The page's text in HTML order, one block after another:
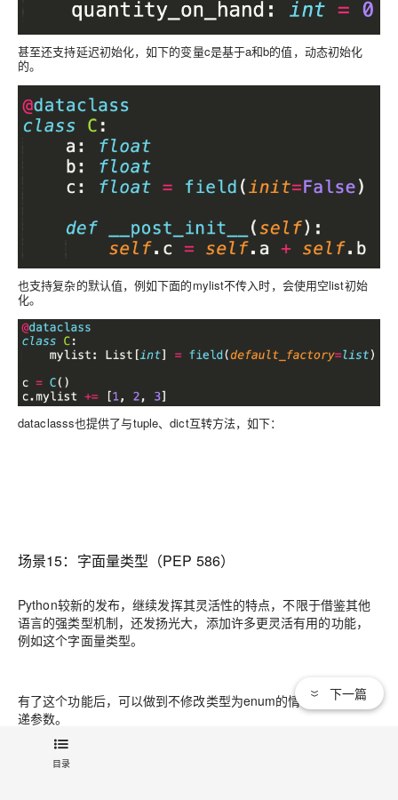
甚至还支持延迟初始化，如下的变量c是基于a和b的值，动态初始化
的。
也支持复杂的默认值，例如下面的mylist不传入时，会使用空list初始
化。
dataclasss也提供了与tuple、dict互转方法，如下：
场景15： 字面量类型（PEP 586）
Python较新的发布，继续发挥其灵活性的特点，不限于借鉴其他
语言的强类型机制，还发扬光大，添加许多更灵活有用的功能，
例如这个字面量类型。
有了这个功能后，可以做到不修改类型为enum的情况下，限定传
递参数。
语法形式：
目录
下一篇